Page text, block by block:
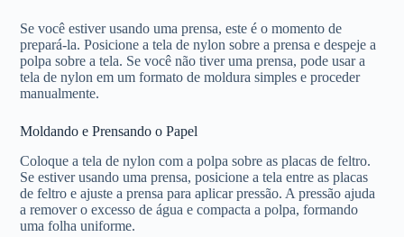
Se você estiver usando uma prensa, este é o momento de
prepará-la. Posicione a tela de nylon sobre a prensa e despeje a
polpa sobre a tela. Se você não tiver uma prensa, pode usar a
tela de nylon em um formato de moldura simples e proceder
manualmente.
Moldando e Prensando o Papel
Coloque a tela de nylon com a polpa sobre as placas de feltro.
Se estiver usando uma prensa, posicione a tela entre as placas
de feltro e ajuste a prensa para aplicar pressão. A pressão ajuda
a remover o excesso de água e compacta a polpa, formando
uma folha uniforme.